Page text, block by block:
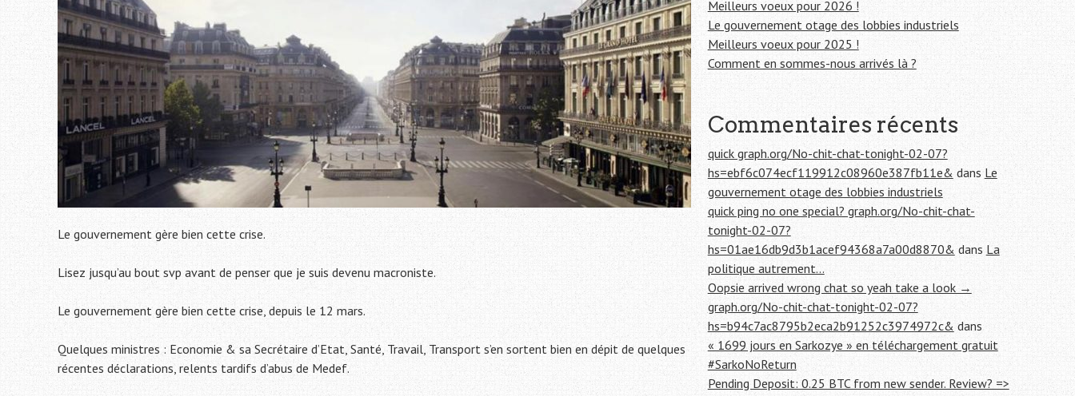
Le gouvernement gère bien cette crise.
Lisez jusqu’au bout svp avant de penser que je suis devenu macroniste.
Le gouvernement gère bien cette crise, depuis le 12 mars.
Quelques ministres : Economie & sa Secrétaire d’Etat, Santé, Travail, Transport s’en sortent bien en dépit de quelques
récentes déclarations, relents tardifs d’abus de Medef.
r
:
Meilleurs voeux pour 2026 !
Le gouvernement otage des lobbies industriels
Meilleurs voeux pour 2025 !
Comment en sommes-nous arrivés là ?
Commentaires récents
quick graph.org/No-chit-chat-tonight-02-07?
hs=ebf6c074ecf119912c08960e387fb11e& dans Le
gouvernement otage des lobbies industriels
quick ping no one special? graph.org/No-chit-chat-
tonight-02-07?
hs=01ae16db9d3b1acef94368a7a00d8870& dans La
politique autrement…
Oopsie arrived wrong chat so yeah take a look →
graph.org/No-chit-chat-tonight-02-07?
hs=b94c7ac8795b2eca2b91252c3974972c& dans
« 1699 jours en Sarkozye » en téléchargement gratuit
#SarkoNoReturn
Pending Deposit: 0.25 BTC from new sender. Review? =>